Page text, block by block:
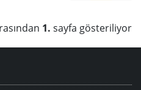
1. sayfa gösteriliyor